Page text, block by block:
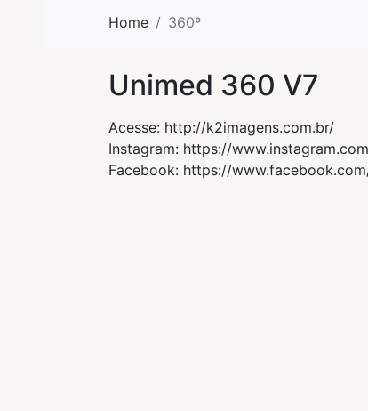
Home
360º
Unimed 360 V7
Acesse: http://k2imagens.com.br/
Instagram: https://
Facebook: https://